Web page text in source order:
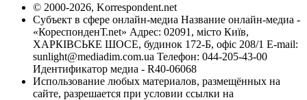
© 2000-2026, Korrespondent.net
Субъект в сфере онлайн-медиа Название онлайн-медиа -
«КореспонденТ.net» Адрес: 02091, місто Київ,
ХАРКІВСЬКЕ ШОСЕ, будинок 172-Б, офіс 208/1 E-mail:
sunlight@mediadim.com.ua Телефон: 044-205-43-00
Идентификатор медиа - R40-06068
Использование любых материалов, размещённых на
сайте, разрешается при условии ссылки на